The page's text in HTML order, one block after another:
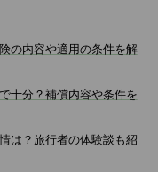
の内容や適用の条件を解
十分？補償内容や条件を
は？旅行者の体験談も紹